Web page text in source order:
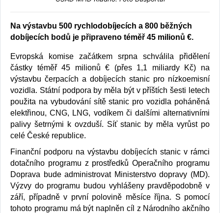
Na výstavbu 500 rychlodobíjecích a 800 běžných
dobíjecích bodů je připraveno téměř 45 milionů €.
Evropská komise začátkem srpna schválila přidělení
částky téměř 45 milionů € (přes 1,1 miliardy Kč) na
výstavbu čerpacích a dobíjecích stanic pro nízkoemisní
vozidla. Státní podpora by měla být v příštích šesti letech
použita na vybudování sítě stanic pro vozidla poháněná
elektřinou, CNG, LNG, vodíkem či dalšími alternativními
palivy šetrnými k ovzduší. Síť stanic by měla vyrůst po
celé České republice.
Finanční podporu na výstavbu dobíjecích stanic v rámci
dotačního programu z prostředků Operačního programu
Doprava bude administrovat Ministerstvo dopravy (MD).
Výzvy do programu budou vyhlášeny pravděpodobně v
září, případně v první polovině měsíce října. S pomocí
tohoto programu má být naplněn cíl z Národního akčního